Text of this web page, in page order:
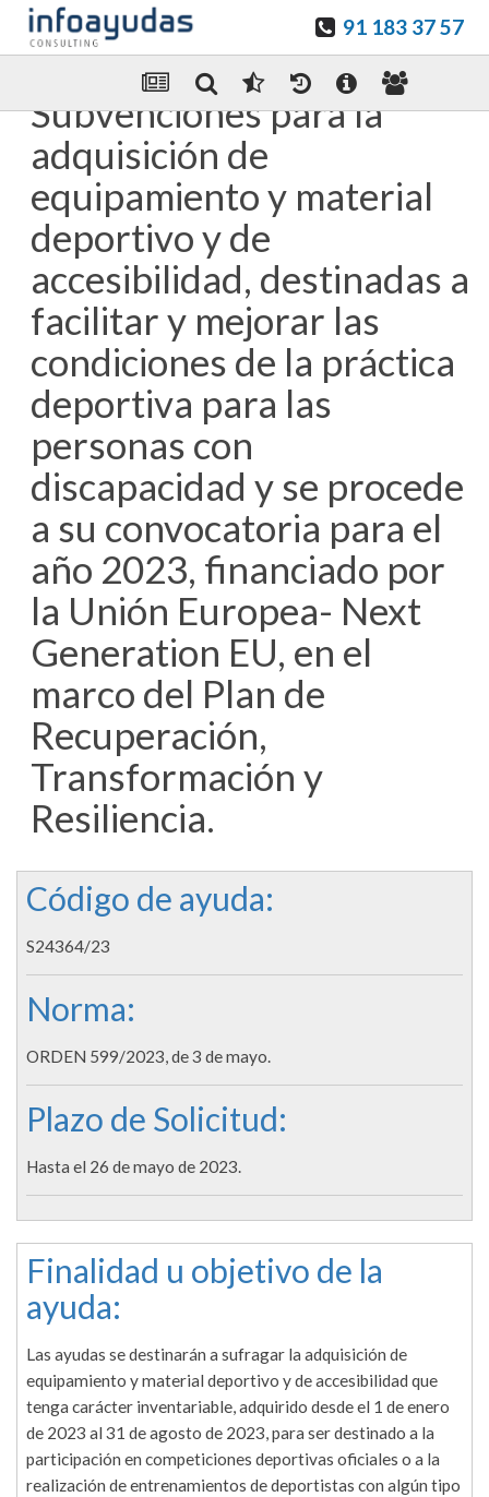
91 183 37 57
Enviar Por email
Subvenciones para la
adquisición de
equipamiento y material
deportivo y de
accesibilidad, destinadas a
facilitar y mejorar las
condiciones de la práctica
deportiva para las
personas con
discapacidad y se procede
a su convocatoria para el
año 2023, financiado por
la Unión Europea- Next
Generation EU, en el
marco del Plan de
Recuperación,
Transformación y
Resiliencia.
Código de ayuda:
S24364/23
Norma:
ORDEN 599/2023, de 3 de mayo.
Plazo de Solicitud:
Hasta el 26 de mayo de 2023.
Finalidad u objetivo de la
ayuda:
Las ayudas se destinarán a sufragar la adquisición de
equipamiento y material deportivo y de accesibilidad que
tenga carácter inventariable, adquirido desde el 1 de enero
de 2023 al 31 de agosto de 2023, para ser destinado a la
participación en competiciones deportivas oficiales o a la
realización de entrenamientos de deportistas con algún tipo